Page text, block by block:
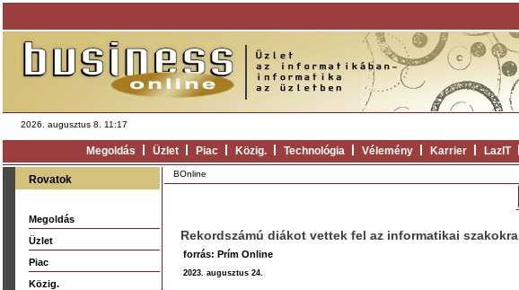
2026. augusztus 8. 11:17
Megoldás Üzlet Piac Közig. Technológia Vélemény Karrier LazIT
Rovatok
Megoldás
Üzlet
Piac
Közig.
BOnline
Rekordszámú diákot vettek fel az informatikai szakokra
forrás: Prím Online
2023. augusztus 24.